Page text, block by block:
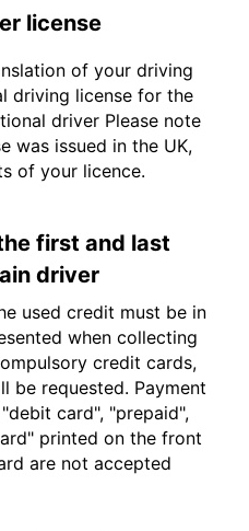
license
of your driving
driving license for the
driver Please note
was issued in the UK,
of your licence.
first and last
driver
used credit must be in
when collecting
credit cards,
be requested. Payment
card", "prepaid",
printed on the front
are not accepted